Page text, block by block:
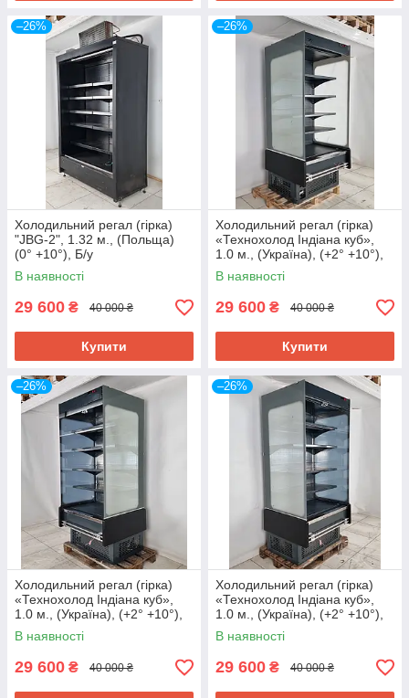
–26%
Холодильний регал (гірка)
"JBG-2", 1.32 м., (Польща)
(0° +10°), Б/у
В наявності
29 600 ₴ 40 000 ₴
Купити
–26%
Холодильний регал (гірка)
«Технохолод Індіана куб»,
1.0 м., (Україна), (+2° +10°),
Б/у
В наявності
29 600 ₴ 40 000 ₴
Купити
–26%
Холодильний регал (гірка)
«Технохолод Індіана куб»,
1.0 м., (Україна), (+2° +10°),
Б/у
В наявності
29 600 ₴ 40 000 ₴
–26%
Холодильний регал (гірка)
«Технохолод Індіана куб»,
1.0 м., (Україна), (+2° +10°),
Б/у
В наявності
29 600 ₴ 40 000 ₴